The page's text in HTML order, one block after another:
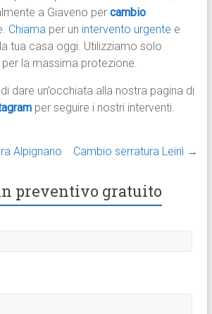
a Giaveno per cambio
Chiamaper un intervento urgente e
tua casa oggi. Utilizziamo solo
la massima protezione.
dare un’occhiata alla nostra pagina di
per seguire i nostri interventi.
Alpignano Cambio serratura Leinì →
preventivo gratuito